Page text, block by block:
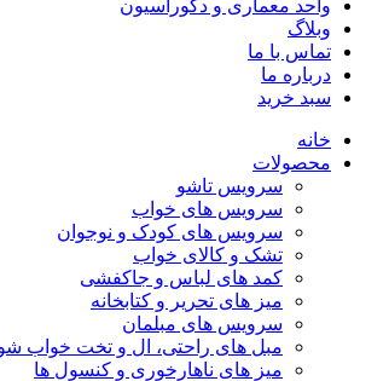
واحد معماری و دکوراسیون
وبلاگ
تماس با ما
درباره ما
سبد خرید
خانه
محصولات
سرویس تاشو
سرویس های خواب
سرویس های کودک و نوجوان
تشک و کالای خواب
کمد های لباس و جاکفشی
میز های تحریر و کتابخانه
سرویس های مبلمان
مبل های راحتی، ال و تخت خواب
میز های ناهارخوری و کنسول ها